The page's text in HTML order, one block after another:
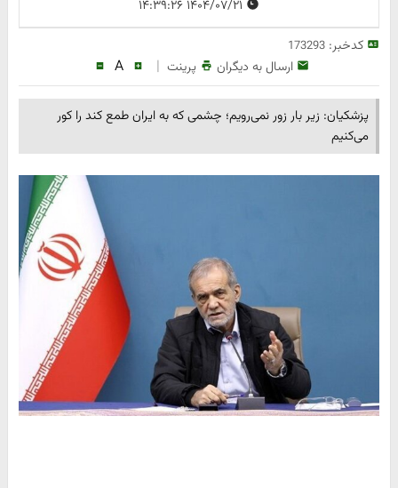
کدخبر:173293
ارسال به دیگران پرینت |
A
پزشکیان: زیر بار زور نمی‌رویم؛ چشمی که به ایران طمع کند را کور
می‌کنیم